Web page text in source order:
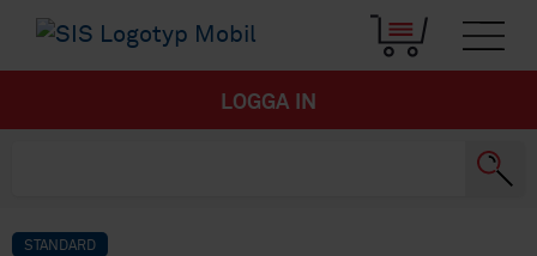
LOGGA IN
STANDARD